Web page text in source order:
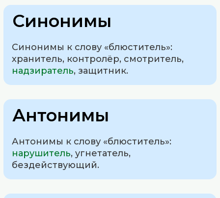
Синонимы
Синонимы к слову «блюститель»:
хранитель, контролёр, смотритель,
надзиратель, защитник.
Антонимы
Антонимы к слову «блюститель»:
нарушитель, угнетатель,
бездействующий.